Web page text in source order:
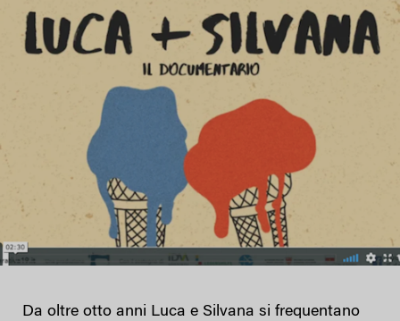
Da oltre otto anni Luca e Silvana si frequentano